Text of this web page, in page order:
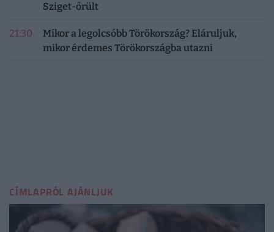
Sziget-őrült
21:30
Mikor a legolcsóbb Törökország? Eláruljuk,
mikor érdemes Törökországba utazni
CÍMLAPRÓL AJÁNLJUK